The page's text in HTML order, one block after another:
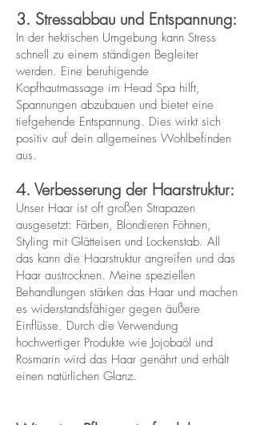
3. Stressabbau und Entspannung:
In der hektischen Umgebung kann Stress
schnell zu einem ständigen Begleiter
werden. Eine beruhigende
Kopfhautmassage im Head Spa hilft,
Spannungen abzubauen und bietet eine
tiefgehende Entspannung. Dies wirkt sich
positiv auf dein allgemeines Wohlbefinden
aus.
4. Verbesserung der Haarstruktur:
Unser Haar ist oft großen Strapazen
ausgesetzt: Färben, Blondieren Föhnen,
Styling mit Glätteisen und Lockenstab. All
das kann die Haarstruktur angreifen und das
Haar austrocknen. Meine speziellen
Behandlungen stärken das Haar und machen
es widerstandsfähiger gegen äußere
Einflüsse. Durch die Verwendung
hochwertiger Produkte wie Jojobaöl und
Rosmarin wird das Haar genährt und erhält
einen natürlichen Glanz.